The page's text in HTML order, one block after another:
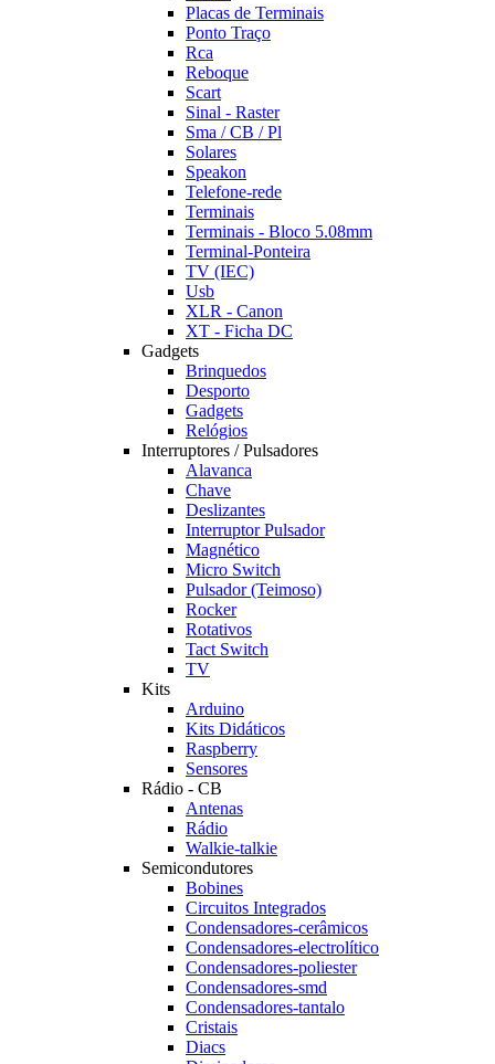
Placas de Terminais
Ponto Traço
Rca
Reboque
Scart
Sinal - Raster
Sma / CB / Pl
Solares
Speakon
Telefone-rede
Terminais
Terminais - Bloco 5.08mm
Terminal-Ponteira
TV (IEC)
Usb
XLR - Canon
XT - Ficha DC
Gadgets
Brinquedos
Desporto
Gadgets
Relógios
Interruptores / Pulsadores
Alavanca
Chave
Deslizantes
Interruptor Pulsador
Magnético
Micro Switch
Pulsador (Teimoso)
Rocker
Rotativos
Tact Switch
TV
Kits
Arduino
Kits Didáticos
Raspberry
Sensores
Rádio - CB
Antenas
Rádio
Walkie-talkie
Semicondutores
Bobines
Circuitos Integrados
Condensadores-cerâmicos
Condensadores-electrolítico
Condensadores-poliester
Condensadores-smd
Condensadores-tantalo
Cristais
Diacs